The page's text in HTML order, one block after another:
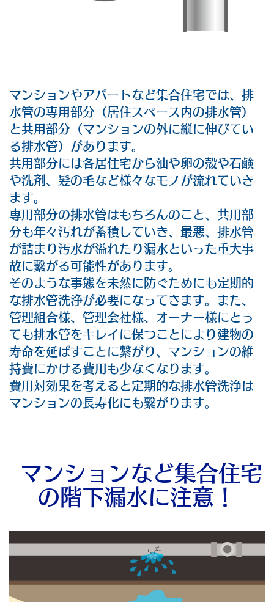
マンションやアパートなど集合住宅では、排
水管の専用部分（居住スペース内の排水管）
と共用部分（マンションの外に縦に伸びてい
る排水管）があります。
共用部分には各居住宅から油や卵の殻や石鹸
や洗剤、髪の毛など様々なモノが流れていき
ます。
専用部分の排水管はもちろんのこと、共用部
分も年々汚れが蓄積していき、最悪、排水管
が詰まり汚水が溢れたり漏水といった重大事
故に繋がる可能性があります。
そのような事態を未然に防ぐためにも定期的
な排水管洗浄が必要になってきます。また、
管理組合様、管理会社様、オーナー様にとっ
ても排水管をキレイに保つことにより建物の
寿命を延ばすことに繋がり、マンションの維
持費にかける費用も少なくなります。
費用対効果を考えると定期的な排水管洗浄は
マンションの長寿化にも繋がります。
マンションなど集合住宅
の階下漏水に注意！